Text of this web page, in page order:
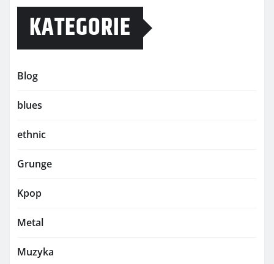
KATEGORIE
Blog
blues
ethnic
Grunge
Kpop
Metal
Muzyka